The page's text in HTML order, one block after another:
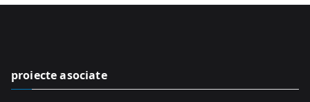
o
proiecte asociate